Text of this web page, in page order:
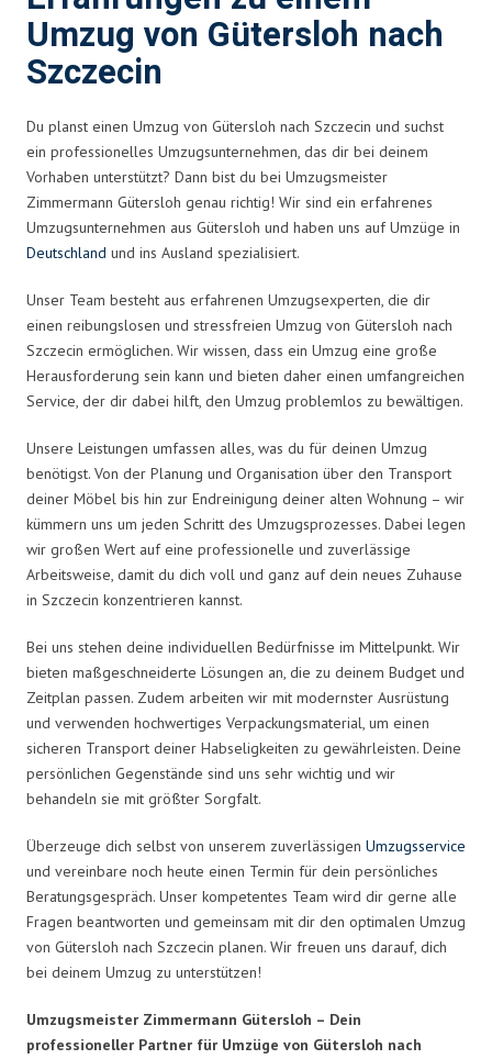
Umzug von Gütersloh nach
Szczecin
Du planst einen Umzug von Gütersloh nach Szczecin und suchst
ein professionelles Umzugsunternehmen, das dir bei deinem
Vorhaben unterstützt? Dann bist du bei Umzugsmeister
Zimmermann Gütersloh genau richtig! Wir sind ein erfahrenes
Umzugsunternehmen aus Gütersloh und haben uns auf Umzüge in
Deutschland und ins Ausland spezialisiert.
Unser Team besteht aus erfahrenen Umzugsexperten, die dir
einen reibungslosen und stressfreien Umzug von Gütersloh nach
Szczecin ermöglichen. Wir wissen, dass ein Umzug eine große
Herausforderung sein kann und bieten daher einen umfangreichen
Service, der dir dabei hilft, den Umzug problemlos zu bewältigen.
Unsere Leistungen umfassen alles, was du für deinen Umzug
benötigst. Von der Planung und Organisation über den Transport
deiner Möbel bis hin zur Endreinigung deiner alten Wohnung – wir
kümmern uns um jeden Schritt des Umzugsprozesses. Dabei legen
wir großen Wert auf eine professionelle und zuverlässige
Arbeitsweise, damit du dich voll und ganz auf dein neues Zuhause
in Szczecin konzentrieren kannst.
Bei uns stehen deine individuellen Bedürfnisse im Mittelpunkt. Wir
bieten maßgeschneiderte Lösungen an, die zu deinem Budget und
Zeitplan passen. Zudem arbeiten wir mit modernster Ausrüstung
und verwenden hochwertiges Verpackungsmaterial, um einen
sicheren Transport deiner Habseligkeiten zu gewährleisten. Deine
persönlichen Gegenstände sind uns sehr wichtig und wir
behandeln sie mit größter Sorgfalt.
Überzeuge dich selbst von unserem zuverlässigen Umzugsservice
und vereinbare noch heute einen Termin für dein persönliches
Beratungsgespräch. Unser kompetentes Team wird dir gerne alle
Fragen beantworten und gemeinsam mit dir den optimalen Umzug
von Gütersloh nach Szczecin planen. Wir freuen uns darauf, dich
bei deinem Umzug zu unterstützen!
Umzugsmeister Zimmermann Gütersloh – Dein
professioneller Partner für Umzüge von Gütersloh nach